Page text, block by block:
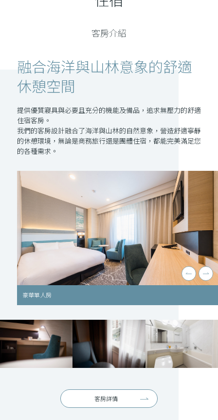
客房介紹
融合海洋與山林意象的舒適
休憩空間
提供優質寢具與必要且充分的機能及備品，追求無壓力的舒適
住宿客房。
我們的客房設計融合了海洋與山林的自然意象，營造舒適寧靜
的休憩環境，無論是商務旅行還是團體住宿，都能完美滿足您
的各種需求。
豪華單人房
客房詳情